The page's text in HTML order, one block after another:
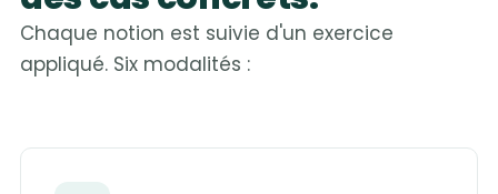
Chaque notion est suivie d'un exercice
appliqué. Six modalités :